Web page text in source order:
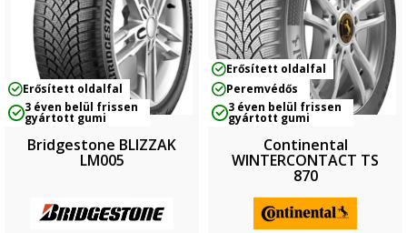
Erősített oldalfal
3 éven belül frissen
gyártott gumi
Bridgestone BLIZZAK
LM005
Erősített oldalfal
Peremvédős
3 éven belül frissen
gyártott gumi
Continental
WINTERCONTACT TS
870